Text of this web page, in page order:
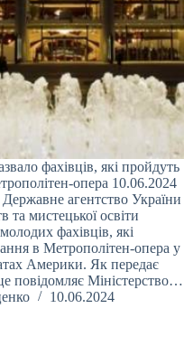
фахівців, які пройдуть
опера 10.06.2024
агентство України
та мистецької освіти
фахівців, які
в Метрополітен-опера у
Америки. Як передає
повідомляє Міністерство…
10.06.2024